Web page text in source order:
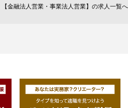
グ
【金融法人営業・事業法人営業】の求人一覧へ